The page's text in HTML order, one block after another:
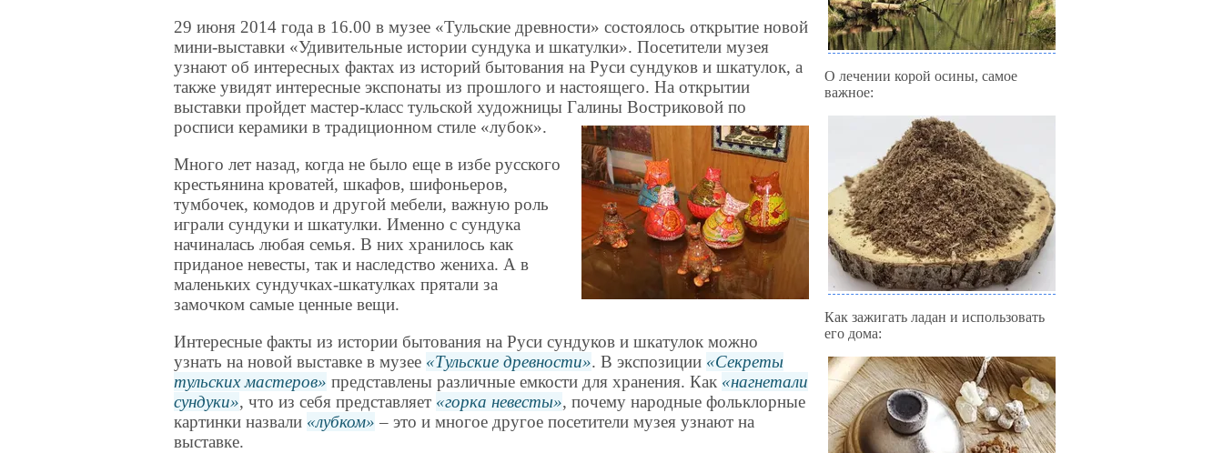
29 июня 2014 года в 16.00 в музее «Тульские древности» состоялось открытие новой
мини-выставки «Удивительные истории сундука и шкатулки». Посетители музея
узнают об интересных фактах из историй бытования на Руси сундуков и шкатулок, а
также увидят интересные экспонаты из прошлого и настоящего. На открытии
выставки пройдет мастер-класс тульской художницы Галины Востриковой по
росписи керамики в традиционном стиле «лубок».
Много лет назад, когда не было еще в избе русского
крестьянина кроватей, шкафов, шифоньеров,
тумбочек, комодов и другой мебели, важную роль
играли сундуки и шкатулки. Именно с сундука
начиналась любая семья. В них хранилось как
приданое невесты, так и наследство жениха. А в
маленьких сундучках-шкатулках прятали за
замочком самые ценные вещи.
Интересные факты из истории бытования на Руси сундуков и шкатулок можно
узнать на новой выставке в музее
Тульские древности . В экспозиции
Секреты
тульских мастеров
представлены различные емкости для хранения. Как
нагнетали
сундуки , что из себя представляет горка невесты , почему народные фольклорные
картинки назвали
лубком
– это и многое другое посетители музея узнают на
выставке.
О лечении корой осины, самое
важное:
Как зажигать ладан и использовать
его дома: